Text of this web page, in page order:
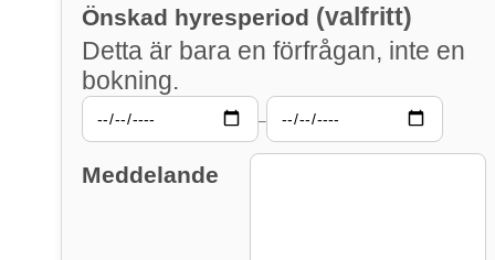
Önskad hyresperiod (valfritt)
Detta är bara en förfrågan, inte en
bokning.
–
Meddelande